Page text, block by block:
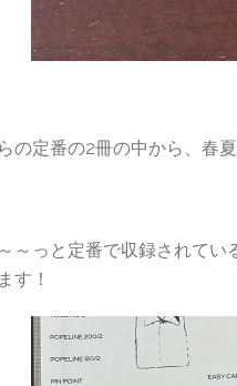
の定番の2冊の中から、春
～っと定番で収録されて
す！